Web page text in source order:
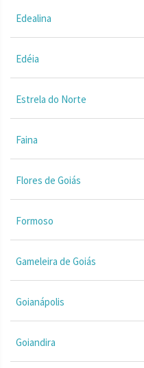
Edealina
Edéia
Estrela do Norte
Faina
Flores de Goiás
Formoso
Gameleira de Goiás
Goianápolis
Goiandira